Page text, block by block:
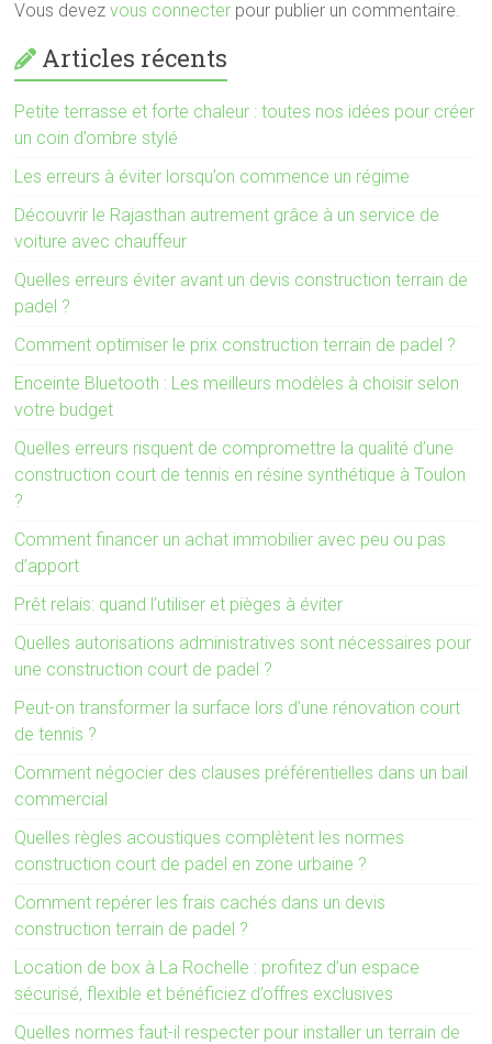
Vous devezvous connecter pour publier un commentaire.
Articles récents
Petite terrasse et forte chaleur : toutes nos idées pour créer
un coin d’ombre stylé
Les erreurs à éviter lorsqu’on commence un régime
Découvrir le Rajasthan autrement grâce à un service de
voiture avec chauffeur
Quelles erreurs éviter avant un devis construction terrain de
padel ?
Comment optimiser le prix construction terrain de padel ?
Enceinte Bluetooth : Les meilleurs modèles à choisir selon
votre budget
Quelles erreurs risquent de compromettre la qualité d’une
construction court de tennis en résine synthétique à Toulon
?
Comment financer un achat immobilier avec peu ou pas
d’apport
Prêt relais: quand l’utiliser et pièges à éviter
Quelles autorisations administratives sont nécessaires pour
une construction court de padel ?
Peut-on transformer la surface lors d’une rénovation court
de tennis ?
Comment négocier des clauses préférentielles dans un bail
commercial
Quelles règles acoustiques complètent les normes
construction court de padel en zone urbaine ?
Comment repérer les frais cachés dans un devis
construction terrain de padel ?
Location de box à La Rochelle : profitez d’un espace
sécurisé, flexible et bénéficiez d’offres exclusives
Quelles normes faut-il respecter pour installer un terrain de